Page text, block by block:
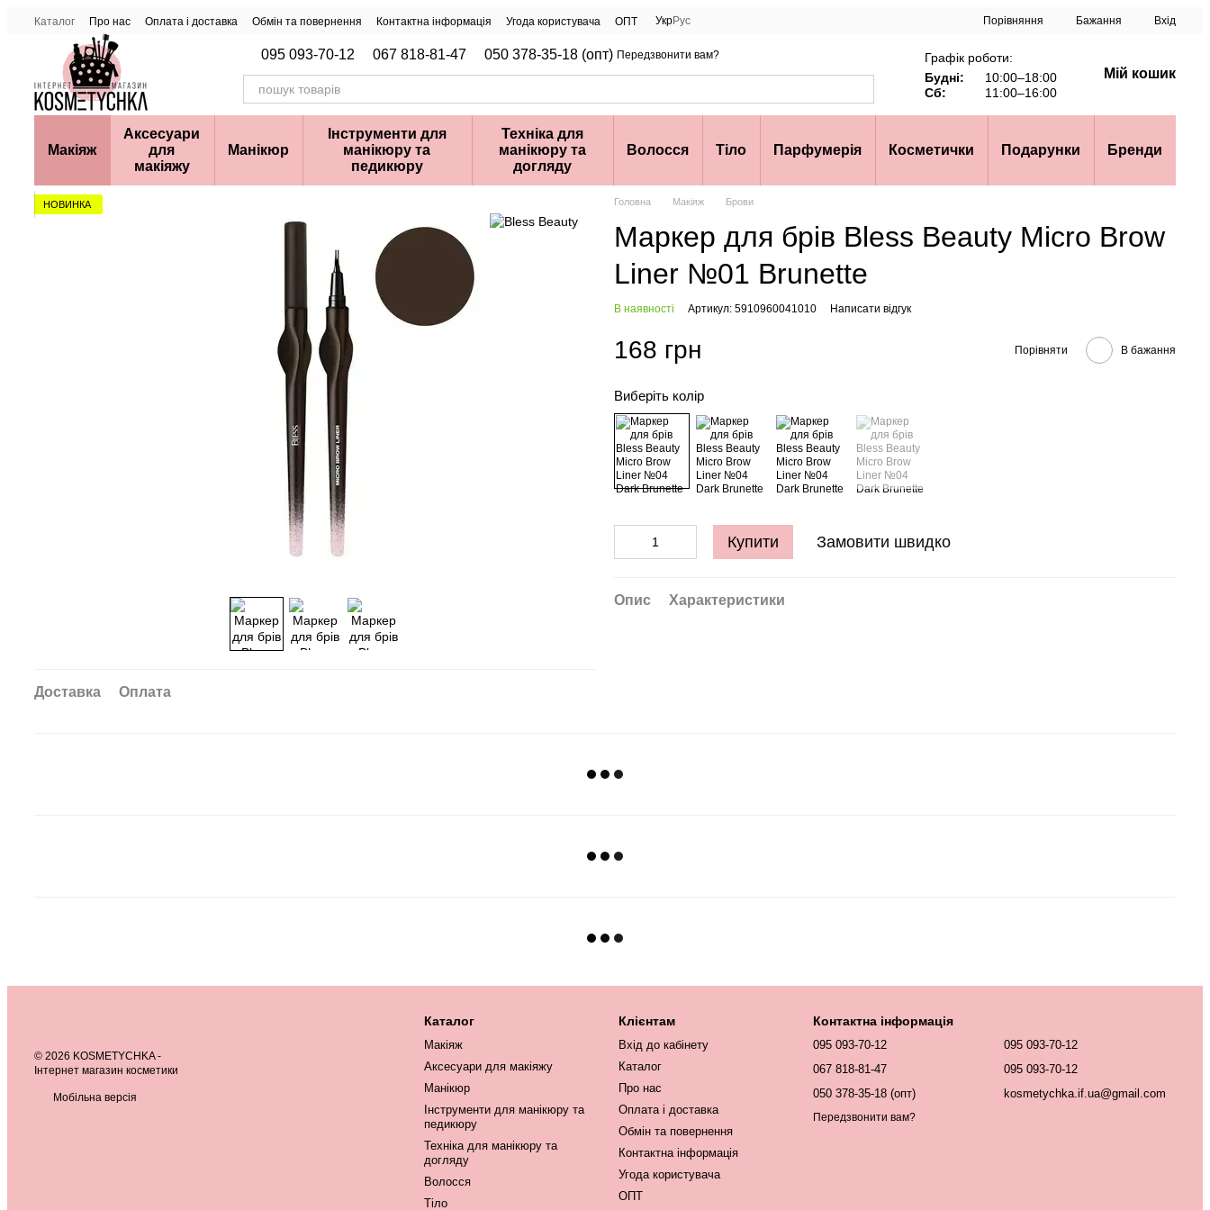
Перейти до основного контенту
Каталог Про нас Оплата і доставка Обмін та повернення Контактна інформація Угода користувача ОПТ УкрРус Порівняння Бажання Вхід
095 093-70-12 067 818-81-47 050 378-35-18 (опт) Передзвонити вам?
Графік роботи:
Будні:
10:00–18:00
Сб:
11:00–16:00
Мій кошик
Макіяж
Аксесуари
для
макіяжу
Манікюр
Інструменти для
манікюру та
педикюру
Техніка для
манікюру та
догляду
Волосся Тіло Парфумерія Косметички Подарунки Бренди
НОВИНКА
Доставка Оплата
Головна Макіяж Брови
Маркер для брів Bless Beauty Micro Brow
Liner №01 Brunette
В наявності Артикул: 5910960041010 Написати відгук
168 грн Порівняти В бажання
Виберіть колір
Купити Замовити швидко
Опис Характеристики
© 2026 KOSMETYCHKA -
Інтернет магазин косметики
Мобільна версія
Каталог
Макіяж
Аксесуари для макіяжу
Манікюр
Інструменти для манікюру та
педикюру
Техніка для манікюру та
догляду
Волосся
Тіло
Клієнтам
Вхід до кабінету
Каталог
Про нас
Оплата і доставка
Обмін та повернення
Контактна інформація
Угода користувача
ОПТ
Контактна інформація
095 093-70-12
067 818-81-47
050 378-35-18 (опт)
Передзвонити вам?
095 093-70-12
095 093-70-12
kosmetychka.if.ua@gmail.com